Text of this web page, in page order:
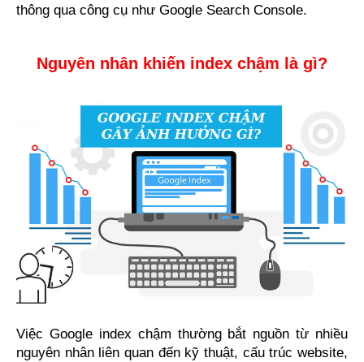
thông qua công cụ như Google Search Console.
Nguyên nhân khiến index chậm là gì?
Việc Google index chậm thường bắt nguồn từ nhiều
nguyên nhân liên quan đến kỹ thuật, cấu trúc website,